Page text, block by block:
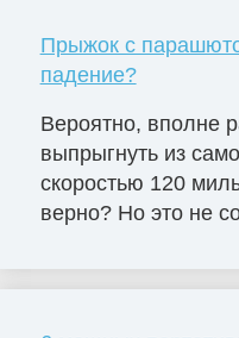
Прыжок с
падение?
Вероятно, вполне
выпрыгнуть из
скоростью 120
верно? Но это не